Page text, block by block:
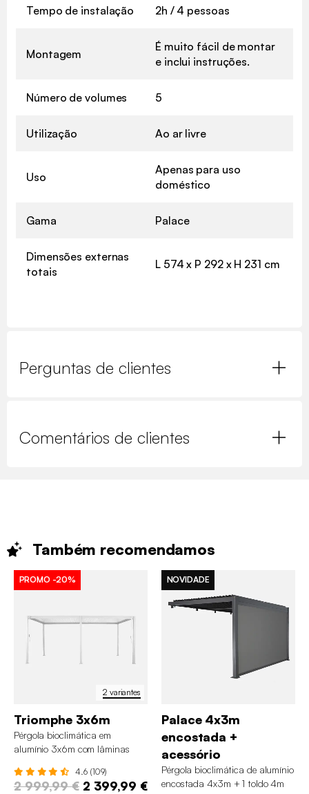
Tempo de instalação 2h / 4 pessoas
Montagem
É muito fácil de montar
e inclui instruções.
Número de volumes 5
Utilização Ao ar livre
Uso
Apenas para uso
doméstico
Gama Palace
Dimensões externas
totais
L 574 x P 292 x H 231 cm
Perguntas de clientes
Comentários de clientes
Também recomendamos
2 variantes
PROMO -20%
Triomphe 3x6m
Pérgola bioclimática em
alumínio 3x6m com lâminas
4.6 (109)
2 999,99 € 2 399,99 €
NOVIDADE
Palace 4x3m
encostada +
acessório
Pérgola bioclimática de alumínio
encostada 4x3m + 1 toldo 4m